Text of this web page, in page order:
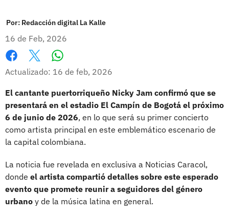
Por: Redacción digital La Kalle
16 de Feb, 2026
Facebook
X
Actualizado: 16 de feb, 2026
El cantante puertorriqueño Nicky Jam confirmó que se
presentará en el estadio El Campín de Bogotá el próximo
6 de junio de 2026, en lo que será su primer concierto
como artista principal en este emblemático escenario de
la capital colombiana.
La noticia fue revelada en exclusiva a Noticias Caracol,
donde el artista compartió detalles sobre este esperado
evento que promete reunir a seguidores del género
urbano y de la música latina en general.